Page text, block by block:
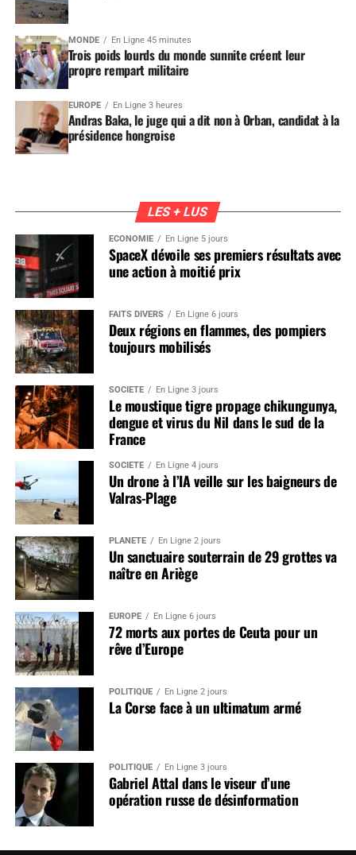
MONDE En Ligne 45 minutes
Trois poids lourds du monde sunnite créent leur
propre rempart militaire
EUROPE En Ligne 3 heures
Andras Baka, le juge qui a dit non à Orban, candidat à la
présidence hongroise
LES + LUS
ÉCONOMIE En Ligne 5 jours
SpaceX dévoile ses premiers résultats avec
une action à moitié prix
FAITS DIVERS En Ligne 6 jours
Deux régions en flammes, des pompiers
toujours mobilisés
SOCIÉTÉ En Ligne 3 jours
Le moustique tigre propage chikungunya,
dengue et virus du Nil dans le sud de la
France
SOCIÉTÉ En Ligne 4 jours
Un drone à l’IA veille sur les baigneurs de
Valras-Plage
PLANÈTE En Ligne 2 jours
Un sanctuaire souterrain de 29 grottes va
naître en Ariège
EUROPE En Ligne 6 jours
72 morts aux portes de Ceuta pour un
rêve d’Europe
POLITIQUE En Ligne 2 jours
La Corse face à un ultimatum armé
POLITIQUE En Ligne 3 jours
Gabriel Attal dans le viseur d’une
opération russe de désinformation